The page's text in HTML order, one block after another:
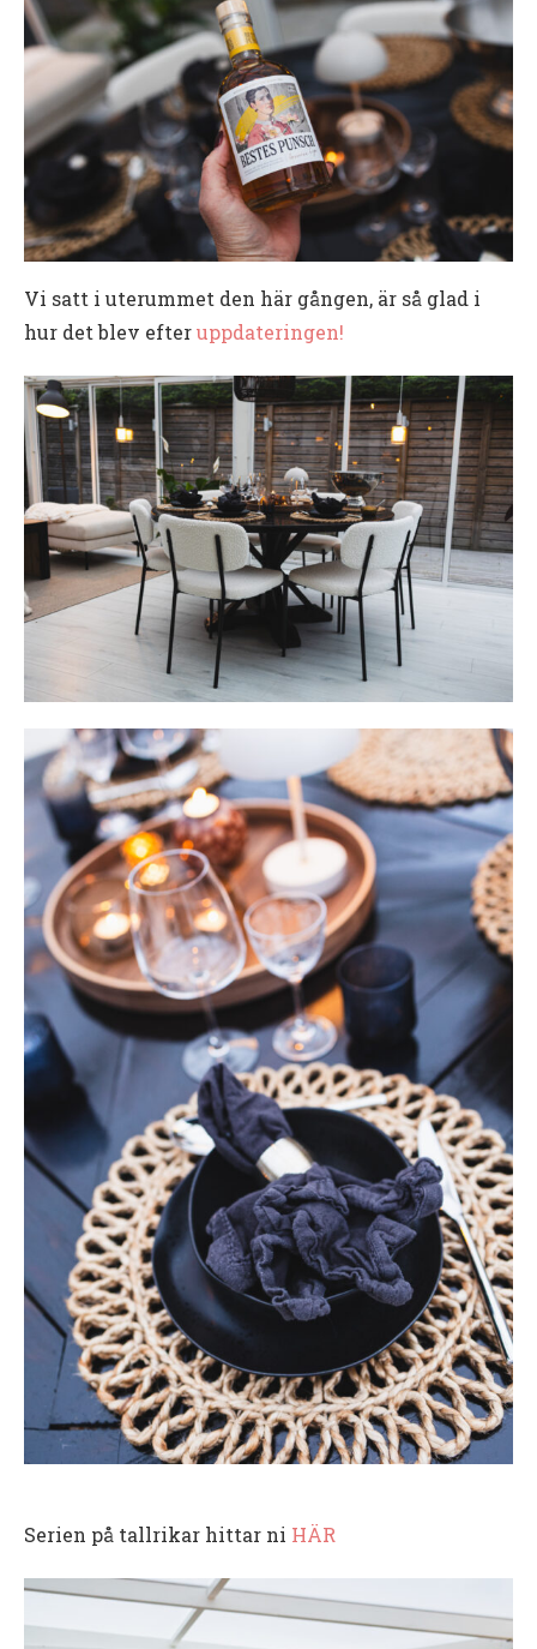
Vi satt i uterummet den här gången, är så glad i
hur det blev efteruppdateringen!
Serien på tallrikar hittar ni HÄR